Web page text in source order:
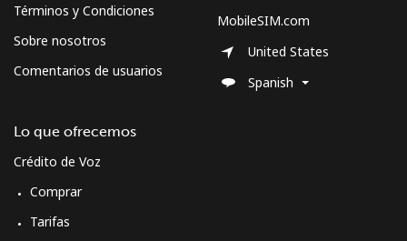
Términos y Condiciones
Sobre nosotros
Comentarios de usuarios
Lo que ofrecemos
Crédito de Voz
Comprar
Tarifas
MobileSIM.com
United States
Spanish